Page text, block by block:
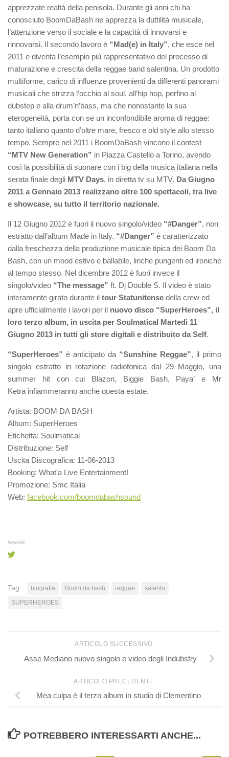
apprezzate realtà della penisola. Durante gli anni chi ha
conosciuto BoomDaBash ne apprezza la duttilità musicale,
l’attenzione verso il sociale e la capacità di innovarsi e
rinnovarsi. Il secondo lavoro è “Mad(e) in Italy”, che esce nel
2011 e diventa l’esempio più rappresentativo del processo di
maturazione e crescita della reggae band salentina. Un prodotto
multiforme, carico di influenze provenienti da differenti panorami
musicali che strizza l’occhio al soul, all’hip hop, perfino al
dubstep e alla drum’n’bass, ma che nonostante la sua
eterogeneità, porta con se un inconfondibile aroma di reggae:
tanto italiano quanto d’oltre mare, fresco e old style allo stesso
tempo. Sempre nel 2011 i BoomDaBash vincono il contest
“MTV New Generation” in Piazza Castello a Torino, avendo
così la possibilità di suonare con i big della musica italiana nella
serata finale degli MTV Days, in diretta tv su MTV. Da Giugno
2011 a Gennaio 2013 realizzano oltre 100 spettacoli, tra live
e showcase, su tutto il territorio nazionale.
Il 12 Giugno 2012 è fuori il nuovo singolo/video “#Danger”, non
estratto dall’album Made in Italy. “#Danger” è caratterizzato
dalla freschezza della produzione musicale tipica dei Boom Da
Bash, con un mood estivo e ballabile, liriche pungenti ed ironiche
al tempo stesso. Nel dicembre 2012 è fuori invece il
singolo/video “The message” ft. Dj Double S. Il video è stato
interamente girato durante il tour Statunitense della crew ed
apre ufficialmente i lavori per il nuovo disco “SuperHeroes”, il
loro terzo album, in uscita per Soulmatical Martedì 11
Giugno 2013 in tutti gli store digitali e distribuito da Self.
“SuperHeroes” è anticipato da “Sunshine Reggae”, il primo
singolo estratto in rotazione radiofonica dal 29 Maggio, una
summer hit con cui Blazon, Biggie Bash, Paya’ e Mr
Ketra infiammeranno anche questa estate.
Artista: BOOM DA BASH
Album: SuperHeroes
Etichetta: Soulmatical
Distribuzione: Self
Uscita Discografica: 11-06-2013
Booking: What’a Live Entertainment!
Promozione: Smc Italia
Web: facebook.com/boomdabashsound
SHARE
Tag: biografia Boom da bash reggae
salento
SUPERHEROES
ARTICOLO SUCCESSIVO
Asse Mediano nuovo singolo e video degli Indubstry
ARTICOLO PRECEDENTE
Mea culpa è il terzo album in studio di Clementino
POTREBBERO INTERESSARTI ANCHE...